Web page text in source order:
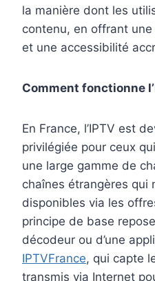
la manière dont les
contenu, en offrant
et une accessibilité
Comment fonctionne
En France, l’IPTV est
privilégiée pour ceux
une large gamme de
chaînes étrangères qui
disponibles via les
principe de base
décodeur ou d’une
IPTVFrance, qui capte
transmis via Internet